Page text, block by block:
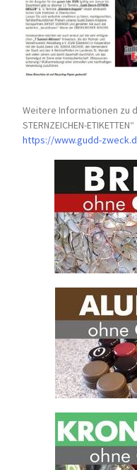
Weitere Informationen zu
STERNZEICHEN-
https://www.gudd-